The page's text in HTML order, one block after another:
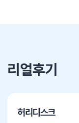
리얼후기
허리디스크